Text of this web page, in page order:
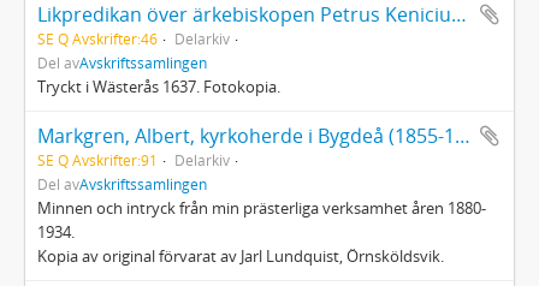
Likpredikan över ärkebiskopen Petrus Kenicius, den 28 februari 1636
SE Q Avskrifter:46
Delarkiv
Del avAvskriftssamlingen
Tryckt i Wästerås 1637. Fotokopia.
Markgren, Albert, kyrkoherde i Bygdeå (1855-1940): Minnen
SE Q Avskrifter:91
Delarkiv
Del avAvskriftssamlingen
Minnen och intryck från min prästerliga verksamhet åren 1880-
1934.
Kopia av original förvarat av Jarl Lundquist, Örnsköldsvik.